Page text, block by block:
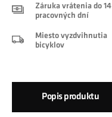
Záruka vrátenia do 14
pracovných dní
Miesto vyzdvihnutia
bicyklov
Popis produktu